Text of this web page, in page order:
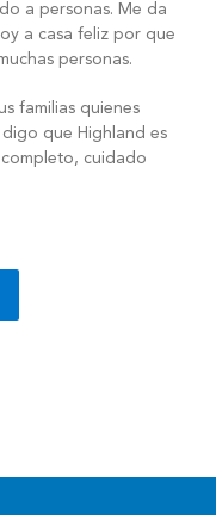
a personas. Me da
a casa feliz por que
personas.
familias quienes
que Highland es
cuidado